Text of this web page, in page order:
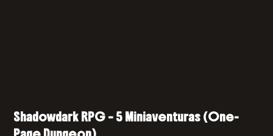
Shadowdark RPG – 5 Miniaventuras (One-